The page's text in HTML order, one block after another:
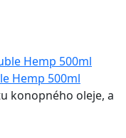
Hemp 500ml
konopného oleje, a